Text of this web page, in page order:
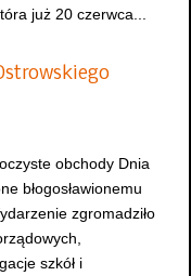
już 20 czerwca...
obchody Dnia
błogosławionemu
zgromadziło
szkół i